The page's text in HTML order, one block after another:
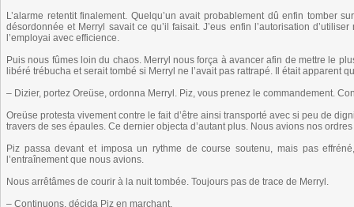
L’alarme retentit finalement. Quelqu’un avait probablement dû enfin tomber
désordonnée et Merryl savait ce qu’il faisait. J’eus enfin l’autorisation
l’employai avec efficience.
Puis nous fûmes loin du chaos. Merryl nous força à avancer afin de mettre le
libéré trébucha et serait tombé si Merryl ne l’avait pas rattrapé. Il était apparent
– Dizier, portez Oreüse, ordonna Merryl. Piz, vous prenez le commandement.
Oreüse protesta vivement contre le fait d’être ainsi transporté avec si peu de
travers de ses épaules. Ce dernier objecta d’autant plus. Nous avions nos
Piz passa devant et imposa un rythme de course soutenu, mais pas
l’entraînement que nous avions.
Nous arrêtâmes de courir à la nuit tombée. Toujours pas de trace de Merryl.
– Continuons, décida Piz en marchant.